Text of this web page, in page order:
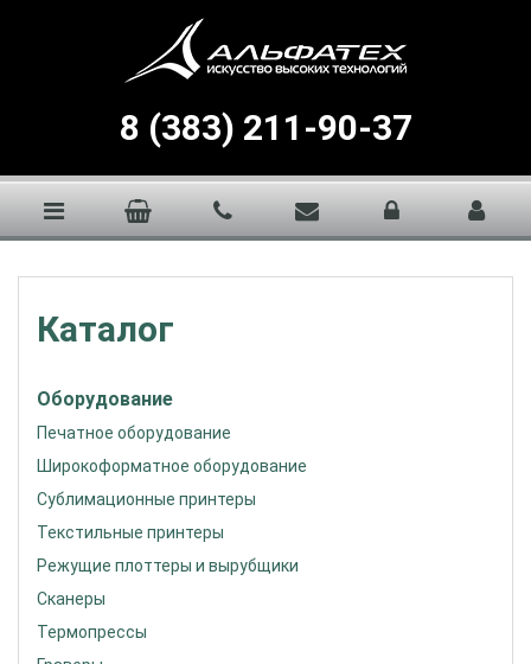
8 (383) 211-90-37
Каталог
Оборудование
Печатное оборудование
Широкоформатное оборудование
Сублимационные принтеры
Текстильные принтеры
Режущие плоттеры и вырубщики
Сканеры
Термопрессы